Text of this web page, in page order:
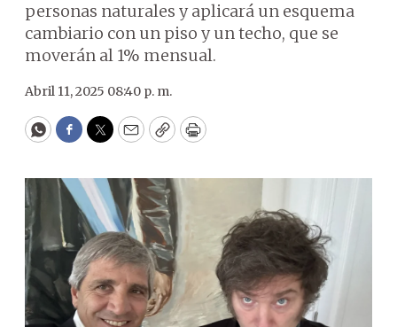
personas naturales y aplicará un esquema
cambiario con un piso y un techo, que se
moverán al 1% mensual.
Abril 11, 2025 08:40 p. m.
WhatsApp
Facebook
Twitter
EmailCopyPrint